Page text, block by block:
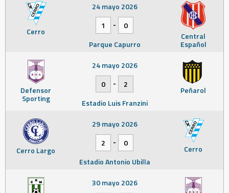
Cerro Central
Español
24 mayo 2026
1
-
0
Parque Capurro
Defensor
Sporting
Peñarol
24 mayo 2026
0
-
2
Estadio Luis Franzini
Cerro Largo Cerro
29 mayo 2026
2
-
0
Estadio Antonio Ubilla
30 mayo 2026